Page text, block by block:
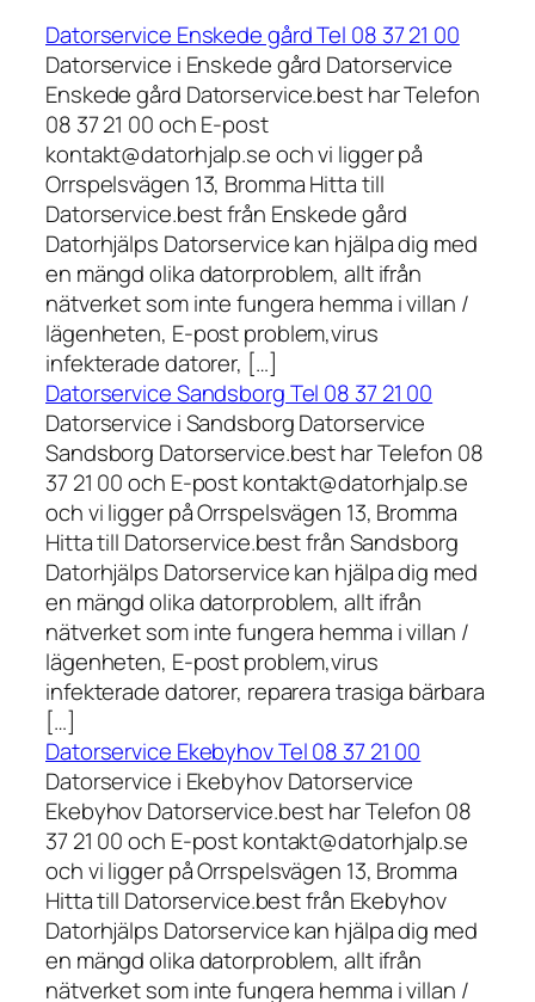
Datorservice Enskede gård Tel 08 37 21 00
Datorservice i Enskede gård Datorservice
Enskede gård Datorservice.best har Telefon
08 37 21 00 och E-post
kontakt@datorhjalp.se och vi ligger på
Orrspelsvägen 13, Bromma Hitta till
Datorservice.best från Enskede gård
Datorhjälps Datorservice kan hjälpa dig med
en mängd olika datorproblem, allt ifrån
nätverket som inte fungera hemma i villan /
lägenheten, E-post problem,virus
infekterade datorer, […]
Datorservice Sandsborg Tel 08 37 21 00
Datorservice i Sandsborg Datorservice
Sandsborg Datorservice.best har Telefon 08
37 21 00 och E-post kontakt@datorhjalp.se
och vi ligger på Orrspelsvägen 13, Bromma
Hitta till Datorservice.best från Sandsborg
Datorhjälps Datorservice kan hjälpa dig med
en mängd olika datorproblem, allt ifrån
nätverket som inte fungera hemma i villan /
lägenheten, E-post problem,virus
infekterade datorer, reparera trasiga bärbara
[…]
Datorservice Ekebyhov Tel 08 37 21 00
Datorservice i Ekebyhov Datorservice
Ekebyhov Datorservice.best har Telefon 08
37 21 00 och E-post kontakt@datorhjalp.se
och vi ligger på Orrspelsvägen 13, Bromma
Hitta till Datorservice.best från Ekebyhov
Datorhjälps Datorservice kan hjälpa dig med
en mängd olika datorproblem, allt ifrån
nätverket som inte fungera hemma i villan /